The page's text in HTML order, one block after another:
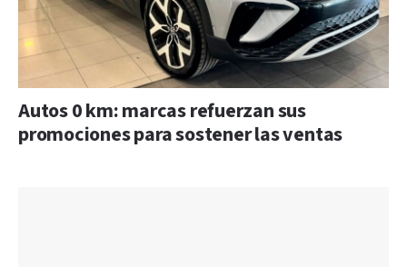
Autos 0 km: marcas refuerzan sus
promociones para sostener las ventas